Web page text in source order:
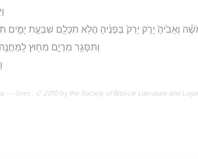
וְאָבִ֙יהָ֙ יָרֹ֤ק יָרַק֙ בְּפָנֶ֔יהָ הֲלֹ֥א תִכָּלֵ֖ם שִׁבְעַ֣ת
וַתִּסָּגֵ֥ר מִרְיָ֛ם מִח֥וּץ
--- Grec : © 2010 by the Society of Biblical Literature and